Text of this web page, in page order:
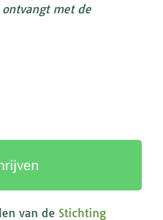
ontvangt met de
van de Stichting